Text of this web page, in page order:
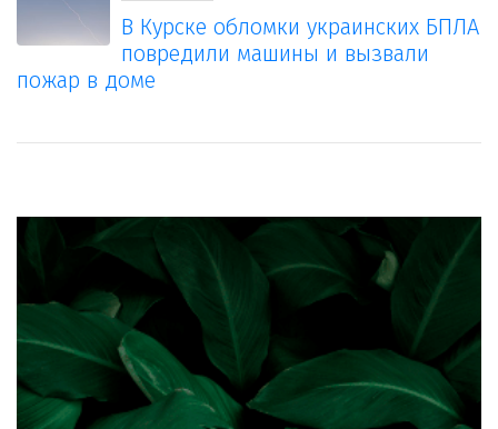
В Курске обломки украинских БПЛА
повредили машины и вызвали
пожар в доме